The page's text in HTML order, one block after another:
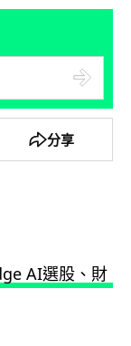
分享